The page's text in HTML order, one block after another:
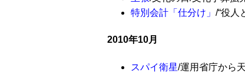
特別会計「仕分け」 /“役人
2010年10月
スパイ衛星/運用省庁から